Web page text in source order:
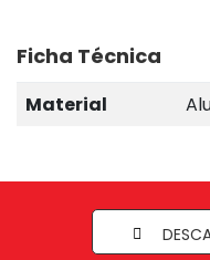
Ficha Técnica
Material